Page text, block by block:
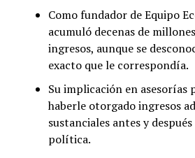
Como fundador de Equipo
acumuló decenas de
ingresos, aunque se
exacto que le correspondía.
Su implicación en asesorías
haberle otorgado ingresos
sustanciales antes y
política.